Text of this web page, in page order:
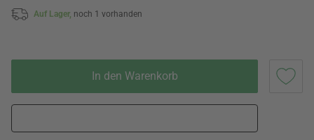
Auf Lager, noch 1 vorhanden
In den Warenkorb